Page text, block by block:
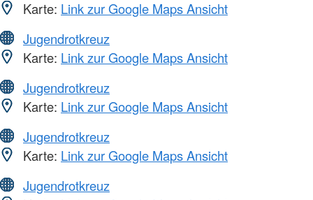
Karte: Link zur Google Maps Ansicht
Jugendrotkreuz
Karte: Link zur Google Maps Ansicht
Jugendrotkreuz
Karte: Link zur Google Maps Ansicht
Jugendrotkreuz
Karte: Link zur Google Maps Ansicht
Jugendrotkreuz